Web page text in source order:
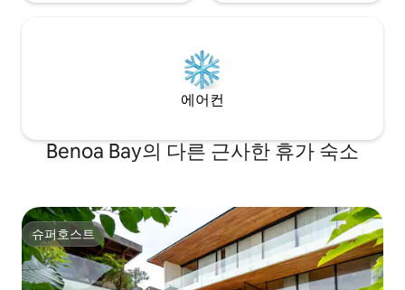
에어컨
Benoa Bay의 다른 근사한 휴가 숙소
슈퍼호스트
슈퍼호스트